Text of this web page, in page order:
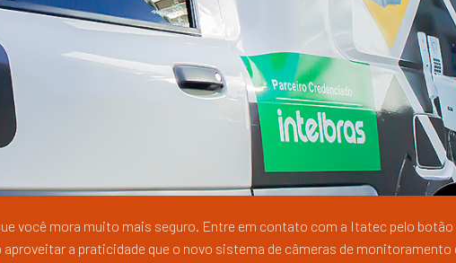
você mora muito mais seguro. Entre em contato com a Itatec pelo botão
a praticidade que o novo sistema de câmeras de monitoramento